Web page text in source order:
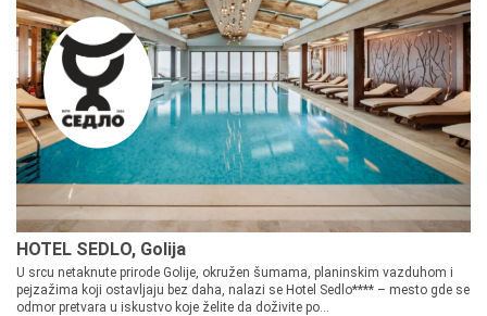
HOTEL SEDLO, Golija
U srcu netaknute prirode Golije, okružen šumama, planinskim vazduhom i
pejzažima koji ostavljaju bez daha, nalazi se Hotel Sedlo**** – mesto gde se
odmor pretvara u iskustvo koje želite da doživite po...